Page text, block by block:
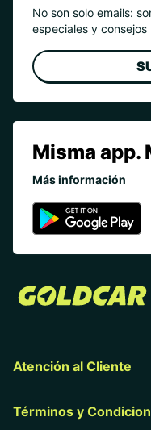
No son solo emails:
especiales y consejos
Misma app.
Más información
Atención al Cliente
Términos y